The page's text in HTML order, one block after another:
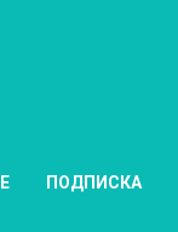
ПОДПИСКА